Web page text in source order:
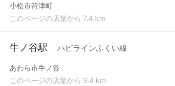
小松市符津町
このページの店舗から 7.4 km
牛ノ谷駅 ハピラインふくい線
あわら市牛ノ谷
このページの店舗から 9.4 km